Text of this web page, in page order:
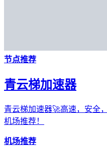
节点推荐
青云梯加速器
青云梯加速器🚀高速，安全
机场推荐！
机场推荐